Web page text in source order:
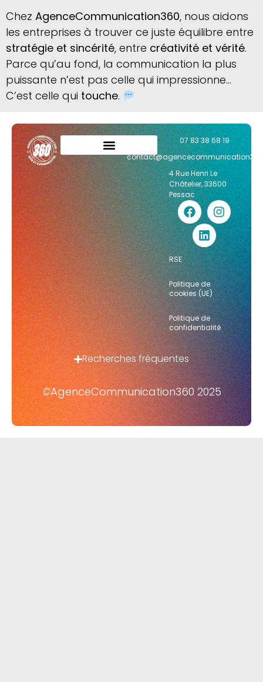
Chez AgenceCommunication360, nous aidons
les entreprises à trouver ce juste équilibre entre
stratégie et sincérité, entre créativité et vérité.
Parce qu’au fond, la communication la plus
puissante n’est pas celle qui impressionne…
C’est celle qui touche.
07 83 38 68 19
4 Rue Henri Le
Châtelier, 33600
Pessac
RSE
Politique de
cookies (UE)
Politique de
confidentialité
Recherches fréquentes
©AgenceCommunication360 2025